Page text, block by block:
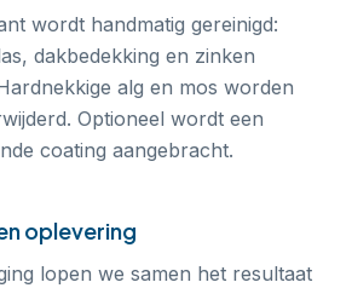
wordt handmatig gereinigd:
dakbedekking en zinken
alg en mos worden
Optioneel wordt een
coating aangebracht.
oplevering
lopen we samen het resultaat